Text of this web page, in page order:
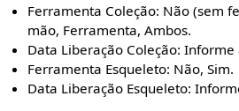
Ferramenta Coleção: Não (sem
mão, Ferramenta, Ambos.
Data Liberação Coleção:
Ferramenta Esqueleto: Não, Sim.
Data Liberação Esqueleto: